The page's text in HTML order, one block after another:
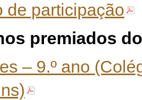
de participação
premiados
– 9.º ano